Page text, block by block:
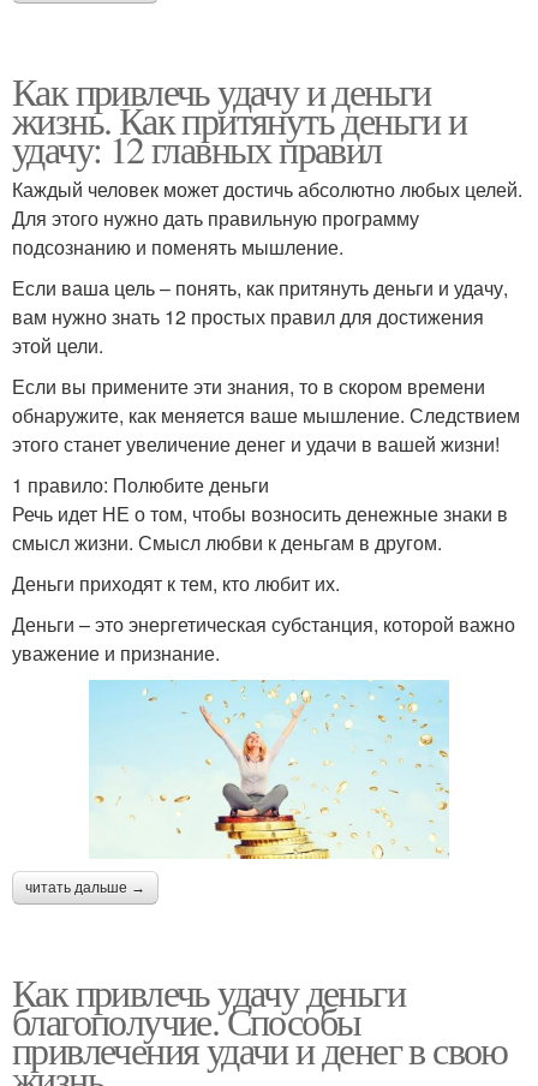
Как привлечь удачу и деньги
жизнь. Как притянуть деньги и
удачу: 12 главных правил
Каждый человек может достичь абсолютно любых целей.
Для этого нужно дать правильную программу
подсознанию и поменять мышление.
Если ваша цель – понять, как притянуть деньги и удачу,
вам нужно знать 12 простых правил для достижения
этой цели.
Если вы примените эти знания, то в скором времени
обнаружите, как меняется ваше мышление. Следствием
этого станет увеличение денег и удачи в вашей жизни!
1 правило: Полюбите деньги
Речь идет НЕ о том, чтобы возносить денежные знаки в
смысл жизни. Смысл любви к деньгам в другом.
Деньги приходят к тем, кто любит их.
Деньги – это энергетическая субстанция, которой важно
уважение и признание.
читать дальше →
Как привлечь удачу деньги
благополучие. Способы
привлечения удачи и денег в свою